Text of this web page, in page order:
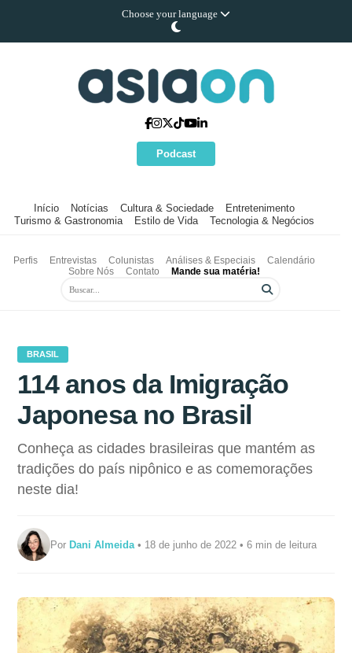
Choose your language
Podcast
Início Notícias Cultura & Sociedade
Entretenimento
Turismo & Gastronomia
Estilo de Vida Tecnologia & Negócios
Perfis Entrevistas Colunistas Análises & Especiais
Calendário
Sobre Nós
Contato Mande sua matéria!
BRASIL
114 anos da Imigração
Japonesa no Brasil
Conheça as cidades brasileiras que mantém as
tradições do país nipônico e as comemorações
neste dia!
PorDani Almeida • 18 de junho de 2022 • 6 min de leitura